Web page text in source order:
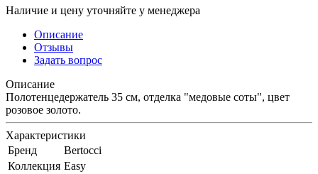
Наличие и цену уточняйте у менеджера
Описание
Отзывы
Задать вопрос
Описание
Полотенцедержатель 35 см, отделка "медовые соты", цвет
розовое золото.
Характеристики
Бренд
Bertocci
Коллекция Easy